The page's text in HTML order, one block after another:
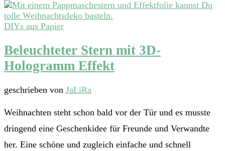
DIYs aus Papier
Beleuchteter Stern mit 3D-
Hologramm Effekt
geschrieben von JaLiRa
Weihnachten steht schon bald vor der Tür und es musste
dringend eine Geschenkidee für Freunde und Verwandte
her. Eine schöne und zugleich einfache und schnell